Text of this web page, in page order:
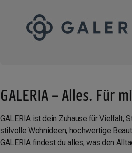
GALERIA – Alles. Für
GALERIA ist dein Zuhause für Vielfalt,
stilvolle Wohnideen, hochwertige
GALERIA findest du alles, was den